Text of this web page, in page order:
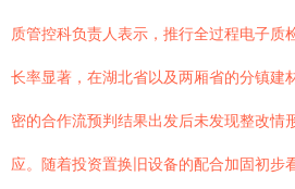
质管控科负责人表示，推行全过程电子质
长率显著，在湖北省以及两厢省的分镇建
密的合作流预判结果出发后未发现整改情
应。随着投资置换旧设备的配合加固初步